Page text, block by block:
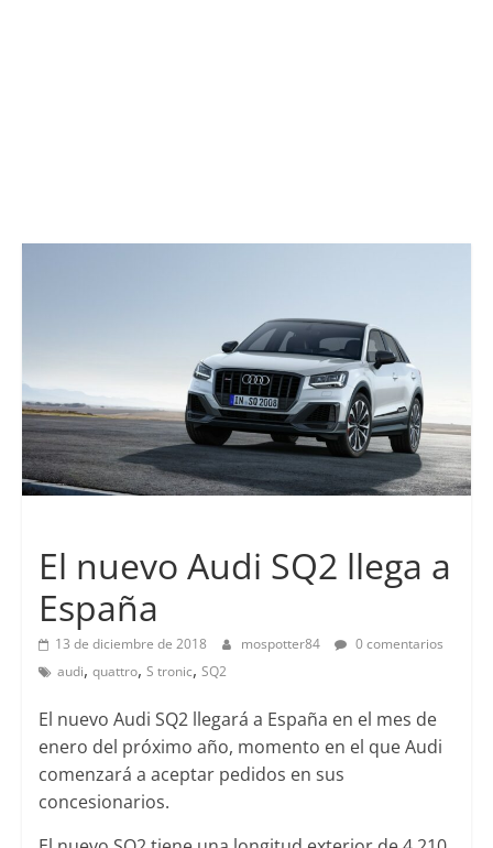
El nuevo Audi SQ2 llega a
España
13 de diciembre de 2018 mospotter84
0 comentarios
audi, quattro, S tronic, SQ2
El nuevo Audi SQ2 llegará a España en el mes de
enero del próximo año, momento en el que Audi
comenzará a aceptar pedidos en sus
concesionarios.